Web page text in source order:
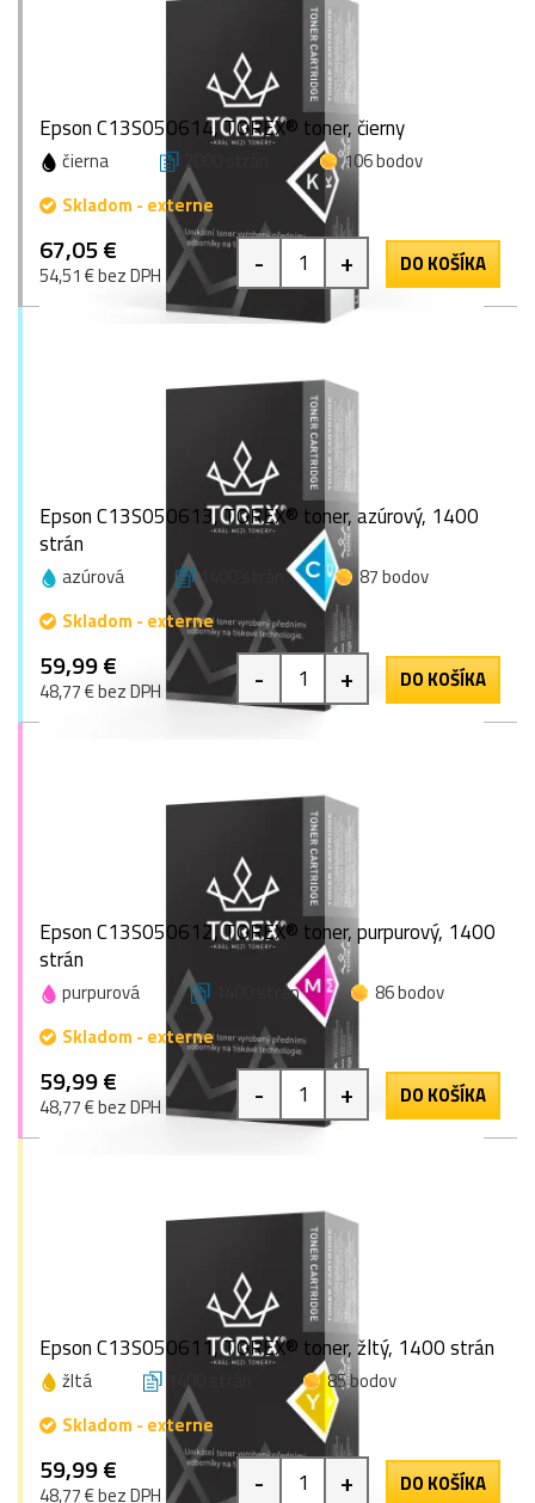
Epson C13S050614, TOREX® toner, čierny
čierna 2000 strán
106 bodov
Skladom - externe
67,05 €
54,51 € bez DPH - + DO KOŠÍKA
Epson C13S050613, TOREX® toner, azúrový, 1400
strán
azúrová 1400 strán
87 bodov
Skladom - externe
59,99 €
48,77 € bez DPH - + DO KOŠÍKA
Epson C13S050612, TOREX® toner, purpurový, 1400
strán
purpurová 1400 strán
86 bodov
Skladom - externe
59,99 €
48,77 € bez DPH - + DO KOŠÍKA
Epson C13S050611, TOREX® toner, žltý, 1400 strán
žltá 1400 strán
85 bodov
Skladom - externe
59,99 €
48,77 € bez DPH - + DO KOŠÍKA